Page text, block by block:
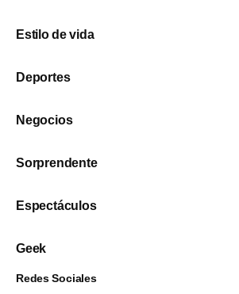
Estilo de vida
Deportes
Negocios
Sorprendente
Espectáculos
Geek
Redes Sociales